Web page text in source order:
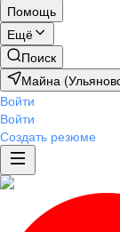
Помощь
Ещё
Поиск
Майна
Войти
Войти
Создать резюме